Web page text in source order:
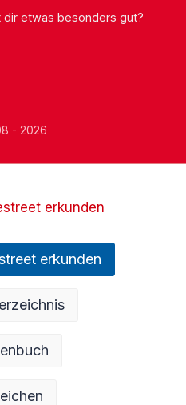
etwas besonders gut?
- 2026
erkunden